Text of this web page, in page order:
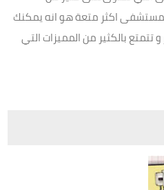
اكثر متعة هو انه يمكنك
بالكثير من المميزات التي